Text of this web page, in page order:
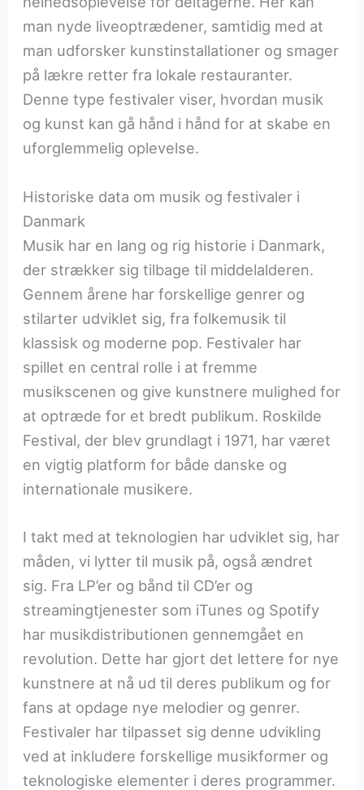
man nyde liveoptrædener, samtidig med at
man udforsker kunstinstallationer og smager
på lækre retter fra lokale restauranter.
Denne type festivaler viser, hvordan musik
og kunst kan gå hånd i hånd for at skabe en
uforglemmelig oplevelse.
Historiske data om musik og festivaler i
Danmark
Musik har en lang og rig historie i Danmark,
der strækker sig tilbage til middelalderen.
Gennem årene har forskellige genrer og
stilarter udviklet sig, fra folkemusik til
klassisk og moderne pop. Festivaler har
spillet en central rolle i at fremme
musikscenen og give kunstnere mulighed for
at optræde for et bredt publikum. Roskilde
Festival, der blev grundlagt i 1971, har været
en vigtig platform for både danske og
internationale musikere.
I takt med at teknologien har udviklet sig, har
måden, vi lytter til musik på, også ændret
sig. Fra LP’er og bånd til CD’er og
streamingtjenester som iTunes og Spotify
har musikdistributionen gennemgået en
revolution. Dette har gjort det lettere for nye
kunstnere at nå ud til deres publikum og for
fans at opdage nye melodier og genrer.
Festivaler har tilpasset sig denne udvikling
ved at inkludere forskellige musikformer og
teknologiske elementer i deres programmer.